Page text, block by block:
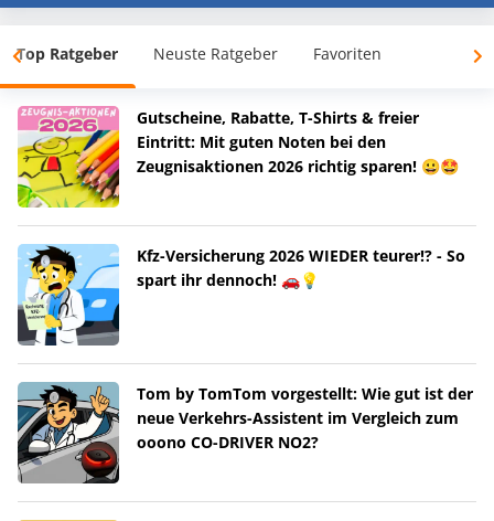
Top Ratgeber Neuste Ratgeber Favoriten
Gutscheine, Rabatte, T-Shirts & freier
Eintritt: Mit guten Noten bei den
Zeugnisaktionen 2026 richtig sparen! 😀🤩
Kfz-Versicherung 2026 WIEDER teurer!? - So
spart ihr dennoch! 🚗💡
Tom by TomTom vorgestellt: Wie gut ist der
neue Verkehrs-Assistent im Vergleich zum
ooono CO-DRIVER NO2?